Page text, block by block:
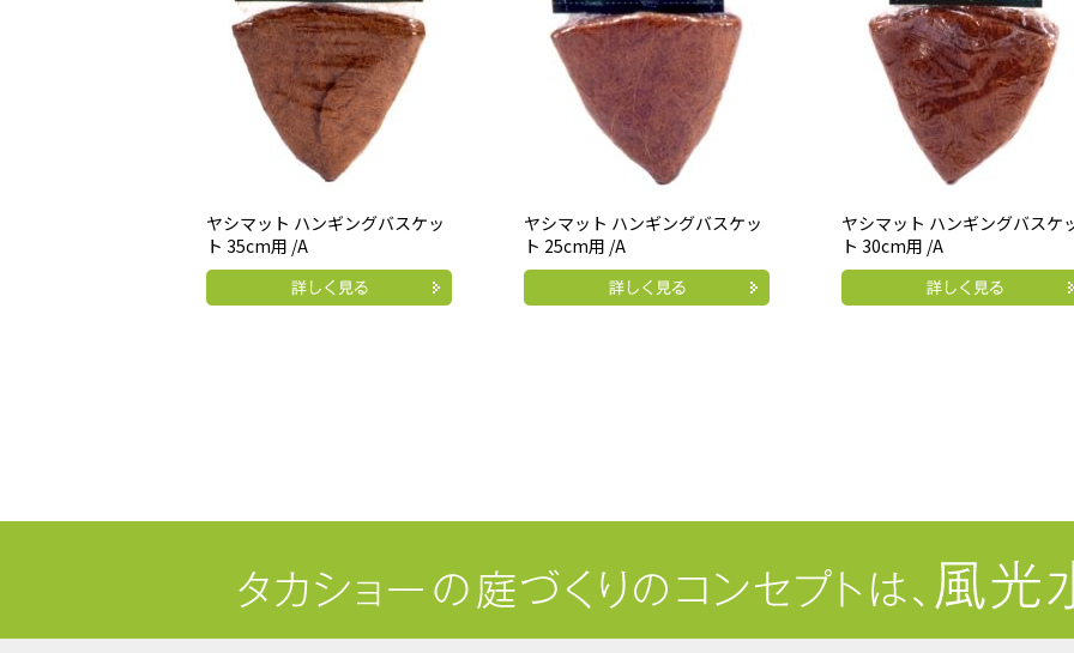
ヤシマット ハンギングバスケッ
ト 35cm用 /A
ヤシマット ハンギングバスケッ
ト 25cm用 /A
ヤシマット ハンギングバスケ
ト 30cm用 /A